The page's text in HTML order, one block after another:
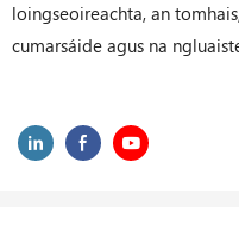
loingseoireachta, an
cumarsáide agus na